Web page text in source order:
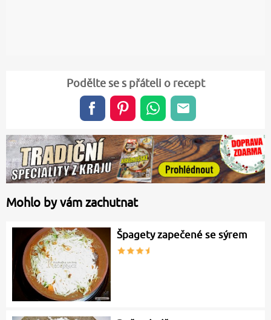
Podělte se s přáteli o recept
Mohlo by vám zachutnat
Špagety zapečené se sýrem